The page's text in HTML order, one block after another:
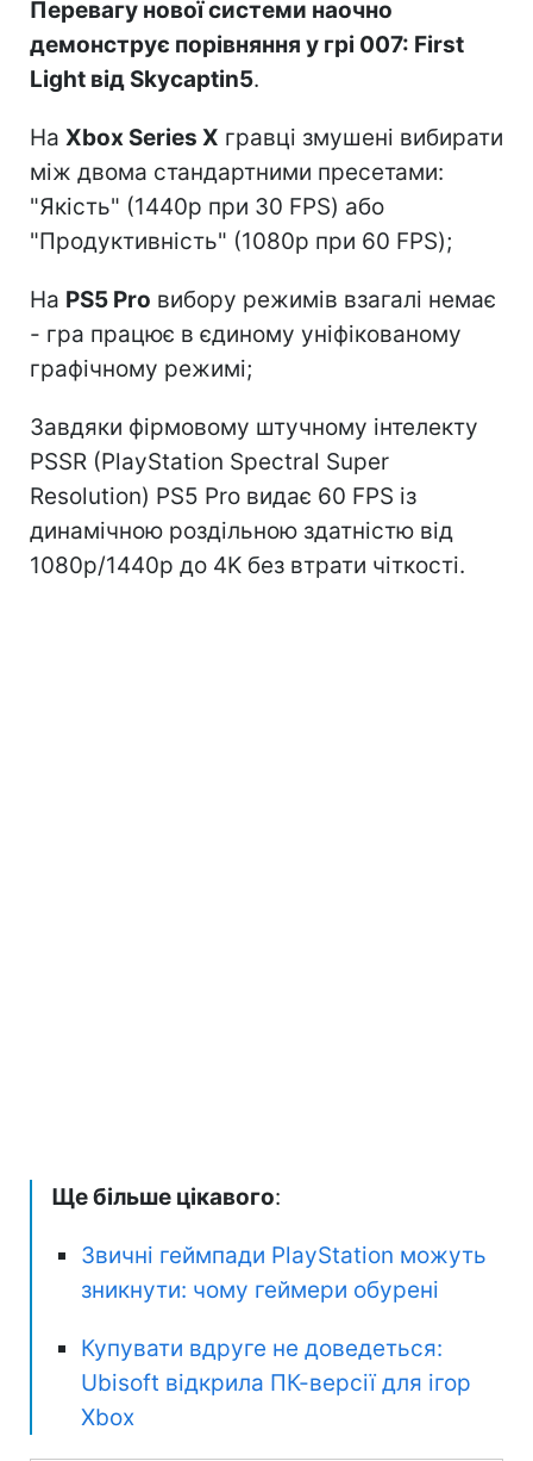
Перевагу нової системи наочно
демонструє порівняння у грі 007: First
Light від Skycaptin5.
На Xbox Series X гравці змушені вибирати
між двома стандартними пресетами:
"Якість" (1440p при 30 FPS) або
"Продуктивність" (1080p при 60 FPS);
На PS5 Pro вибору режимів взагалі немає
- гра працює в єдиному уніфікованому
графічному режимі;
Завдяки фірмовому штучному інтелекту
PSSR (PlayStation Spectral Super
Resolution) PS5 Pro видає 60 FPS із
динамічною роздільною здатністю від
1080p/1440p до 4K без втрати чіткості.
Ще більше цікавого:
Звичні геймпади PlayStation можуть
зникнути: чому геймери обурені
Купувати вдруге не доведеться:
Ubisoft відкрила ПК-версії для ігор
Xbox